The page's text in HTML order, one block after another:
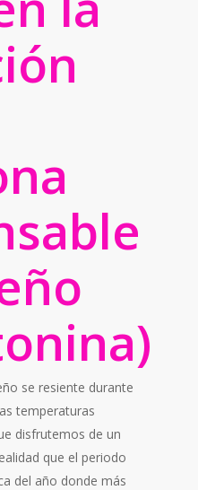
se resiente durante
temperaturas
disfrutemos de un
que el periodo
del año donde más